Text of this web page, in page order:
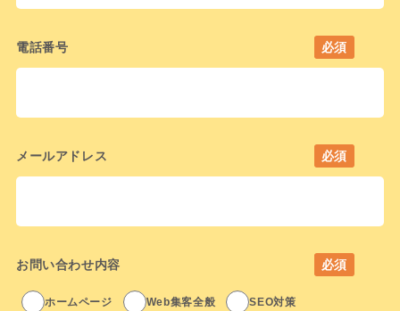
電話番号 必須
メールアドレス 必須
お問い合わせ内容 必須
ホームページ Web集客全般 SEO対策